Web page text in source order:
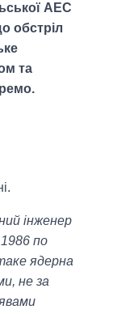
АЕС
обстріл
та
інженер
по
ядерна
не за